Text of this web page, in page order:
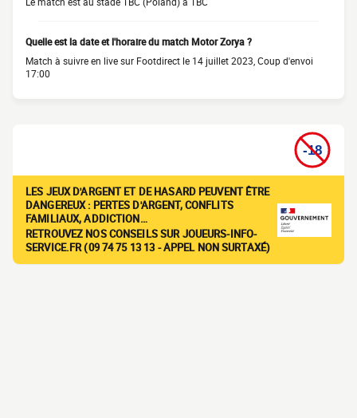
Quelle est la date et l'horaire du match Motor Zorya ?
Match à suivre en live sur Footdirect le 14 juillet 2023, Coup d'envoi
17:00
LES JEUX D'ARGENT ET DE HASARD PEUVENT ÊTRE
DANGEREUX : PERTES D'ARGENT, CONFLITS
FAMILIAUX, ADDICTION…
RETROUVEZ NOS CONSEILS SUR JOUEURS-INFO-
SERVICE.FR (09 74 75 13 13 - APPEL NON SURTAXÉ)